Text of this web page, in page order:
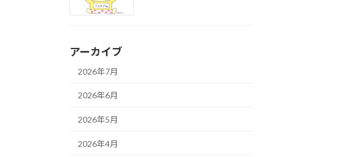
アーカイブ
2026年7月
2026年6月
2026年5月
2026年4月